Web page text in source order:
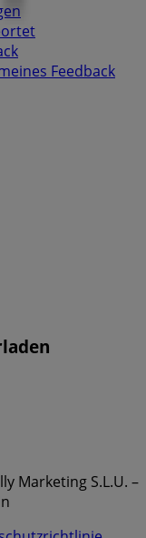
Feedback
Marketing S.L.U. –